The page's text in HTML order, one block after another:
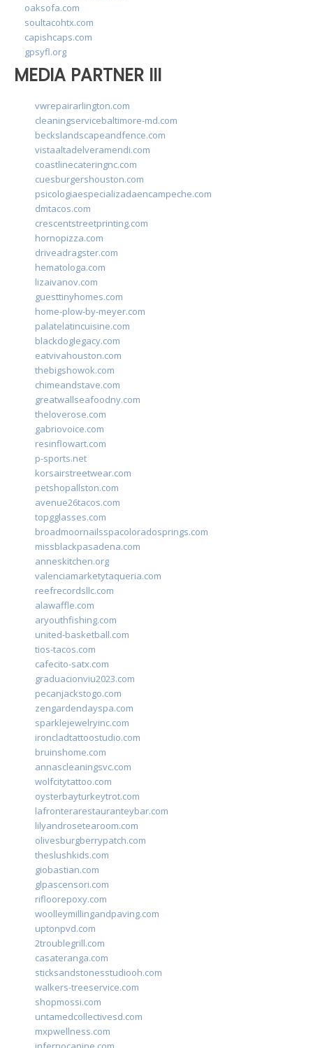
oaksofa.com
soultacohtx.com
capishcaps.com
gpsyfl.org
MEDIA PARTNER III
vwrepairarlington.com
cleaningservicebaltimore-md.com
beckslandscapeandfence.com
vistaaltadelveramendi.com
coastlinecateringnc.com
cuesburgershouston.com
psicologiaespecializadaencampeche.com
dmtacos.com
crescentstreetprinting.com
hornopizza.com
driveadragster.com
hematologa.com
lizaivanov.com
guesttinyhomes.com
home-plow-by-meyer.com
palatelatincuisine.com
blackdoglegacy.com
eatvivahouston.com
thebigshowok.com
chimeandstave.com
greatwallseafoodny.com
theloverose.com
gabriovoice.com
resinflowart.com
p-sports.net
korsairstreetwear.com
petshopallston.com
avenue26tacos.com
topgglasses.com
broadmoornailsspacoloradosprings.com
missblackpasadena.com
anneskitchen.org
valenciamarketytaqueria.com
reefrecordsllc.com
alawaffle.com
aryouthfishing.com
united-basketball.com
tios-tacos.com
cafecito-satx.com
graduacionviu2023.com
pecanjackstogo.com
zengardendayspa.com
sparklejewelryinc.com
ironcladtattoostudio.com
bruinshome.com
annascleaningsvc.com
wolfcitytattoo.com
oysterbayturkeytrot.com
lafronterarestauranteybar.com
lilyandrosetearoom.com
olivesburgberrypatch.com
theslushkids.com
giobastian.com
glpascensori.com
rifloorepoxy.com
woolleymillingandpaving.com
uptonpvd.com
2troublegrill.com
casateranga.com
sticksandstonesstudiooh.com
walkers-treeservice.com
shopmossi.com
untamedcollectivesd.com
mxpwellness.com